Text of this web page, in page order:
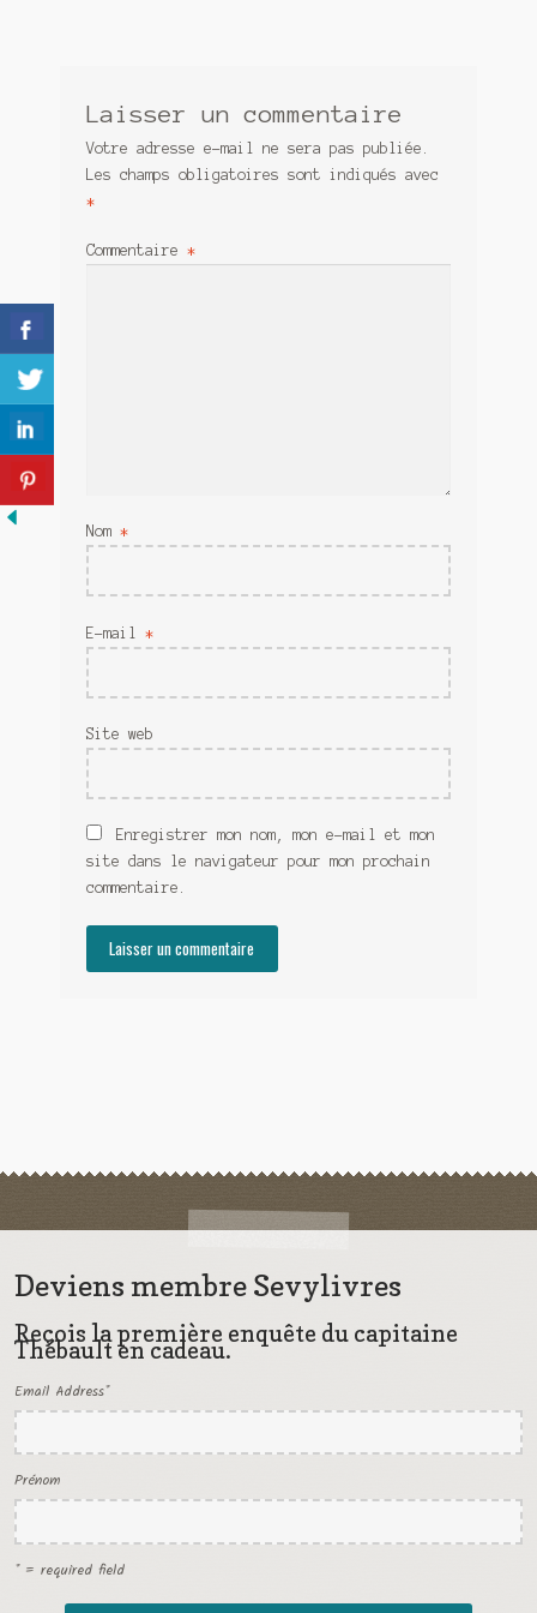
Mon admirateur de l’avent
Mon Compte
Sauver ou périr
Une baffe et ça repart
Laisser un commentaire
Votre adresse e-mail ne sera pas publiée.
Les champs obligatoires sont indiqués avec
*
Commentaire *
Nom *
E-mail *
Site web
Enregistrer mon nom, mon e-mail et mon
site dans le navigateur pour mon prochain
commentaire.
Deviens membre Sevylivres
Reçois la première enquête du capitaine
Thébault en cadeau.
Email Address*
Prénom
* = required field